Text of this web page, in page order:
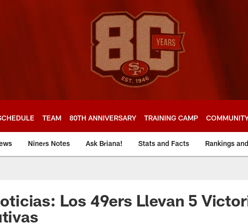
TEAM 80TH ANNIVERSARY TRAINING CAMP
Niners Notes Ask Briana! Stats and Facts Rankings
Los 49ers Llevan 5